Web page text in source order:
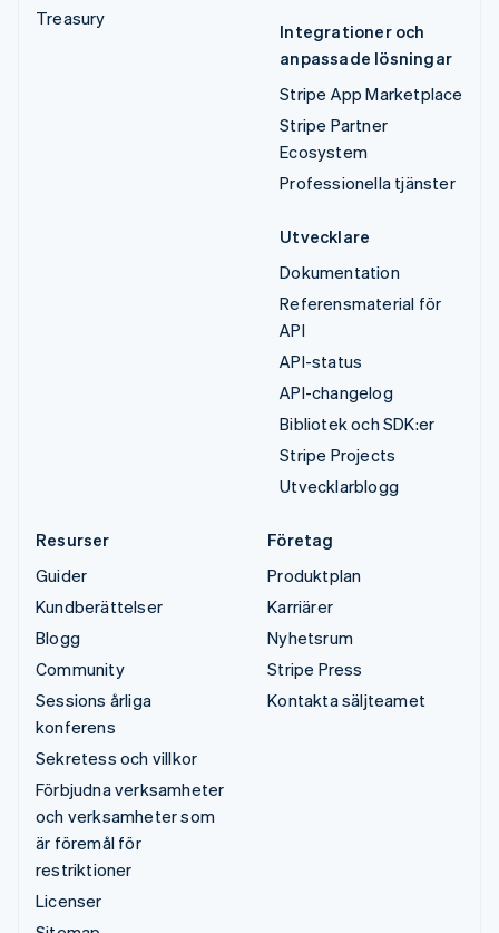
Treasury
Integrationer och
anpassade lösningar
Stripe App Marketplace
Stripe Partner
Ecosystem
Professionella tjänster
Utvecklare
Dokumentation
Referensmaterial för
API
API-status
API-changelog
Bibliotek och SDK:er
Stripe Projects
Utvecklarblogg
Resurser
Guider
Kundberättelser
Blogg
Community
Sessions årliga
konferens
Sekretess och villkor
Förbjudna verksamheter
och verksamheter som
är föremål för
restriktioner
Licenser
Företag
Produktplan
Karriärer
Nyhetsrum
Stripe Press
Kontakta säljteamet